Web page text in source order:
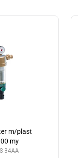
m/plast
my
34AA